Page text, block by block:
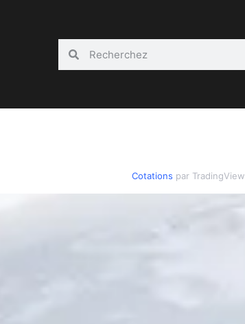
Cotations par TradingView